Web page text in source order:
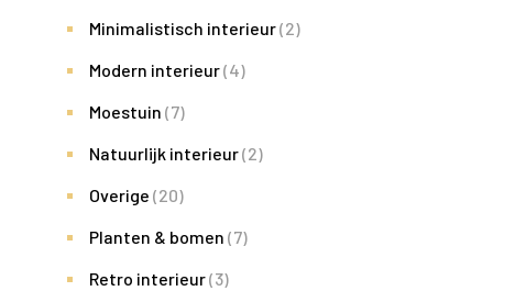
Minimalistisch interieur(2)
Modern interieur(4)
Moestuin (7)
Natuurlijk interieur(2)
Overige (20)
Planten & bomen (7)
Retro interieur(3)